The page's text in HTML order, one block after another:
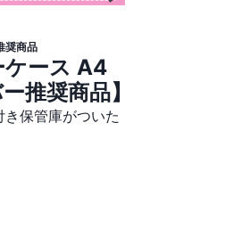
奨商品
ケース A4
推奨商品】
保管庫がついた